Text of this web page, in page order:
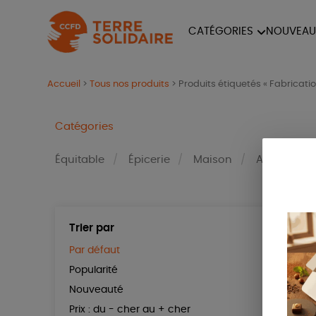
CATÉGORIES
Accueil >Tous nos produits > Produits étiquetés «
Catégories
Équitable Épicerie Maison Accessoires
Trier par
Par défaut
Popularité
Nouveauté
Prix : du - cher au + cher
Prix
Tous
0 € -
50 € -
100 € -